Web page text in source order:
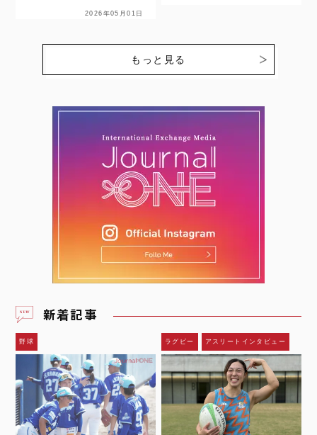
拠点に活動し、悲願の日本
コンズ】の戦いが始まりま
2026年05月01日
もっと見る
新着記事
野球 ラグビー アスリートインタビュー